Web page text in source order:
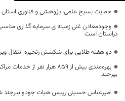
حمایت بسیج علمی، پژوهشی و فناوری استان از 16
وجودمعادن غنی زمینه ی سرمایه گذاری
دراستان است
دو هفته طلایی برای شکستن زنجیره انتقال
بهره‌مندی بیش از ۸۵۹ هزار نفر
بیرجند
امیرعباس حسینی رییس هیات جودو بیرجند